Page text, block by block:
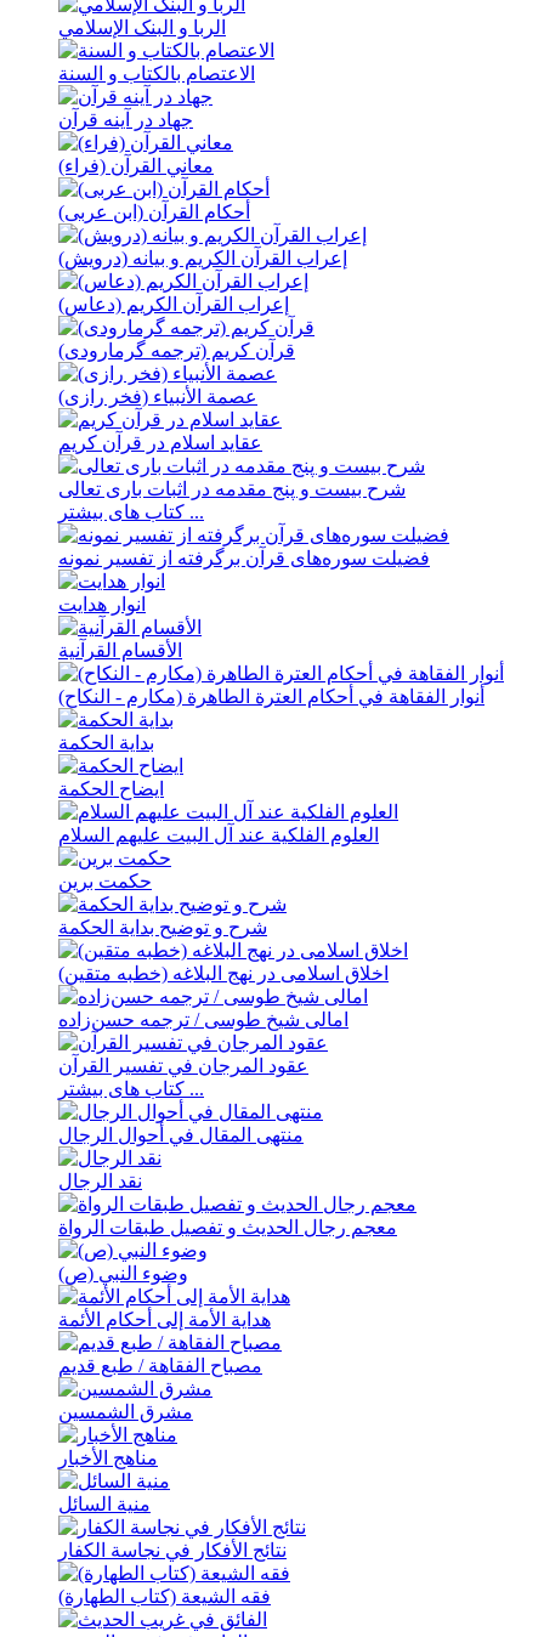
الربا و البنک الإسلامي
الاعتصام بالکتاب و السنة
جهاد در آینه قرآن
معاني القرآن (فراء)
أحكام القرآن (ابن عربی)
إعراب القرآن الکریم و بیانه (درویش)
إعراب القرآن الکریم (دعاس)
قرآن کریم (ترجمه گرمارودی)
عصمة الأنبیاء (فخر رازی)
عقاید اسلام در قرآن کریم
شرح بیست و پنج مقدمه در اثبات باری تعالی
کتاب های بیشتر ...
فضيلت سوره‌های قرآن برگرفته از تفسير نمونه
انوار هدايت
الأقسام القرآنية
أنوار الفقاهة في أحکام العترة الطاهرة (مکارم - النکاح)
بدایة الحکمة
ایضاح الحکمة
العلوم الفلکیة عند آل البیت علیهم السلام
حکمت برین
شرح و توضیح بدایة الحکمة
اخلاق اسلامی در نهج البلاغه (خطبه متقین)
امالی شیخ طوسی / ترجمه حسن‌زاده
عقود المرجان في تفسیر القرآن
کتاب های بیشتر ...
منتهی المقال في أحوال الرجال
نقد الرجال
معجم رجال الحدیث و تفصیل طبقات الرواة
وضوء النبي (ص)
هدایة الأمة إلی أحکام الأئمة
مصباح الفقاهة / طبع قدیم
مشرق الشمسین
مناهج الأخبار
منیة السائل
نتائج الأفکار في نجاسة الکفار
فقه الشیعة (کتاب الطهارة)